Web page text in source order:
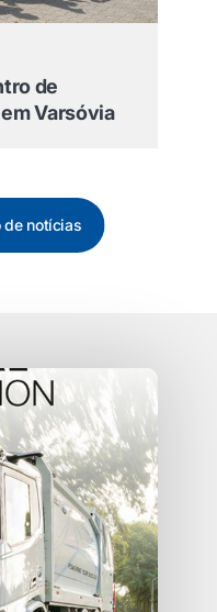
de
Varsóvia
de notícias